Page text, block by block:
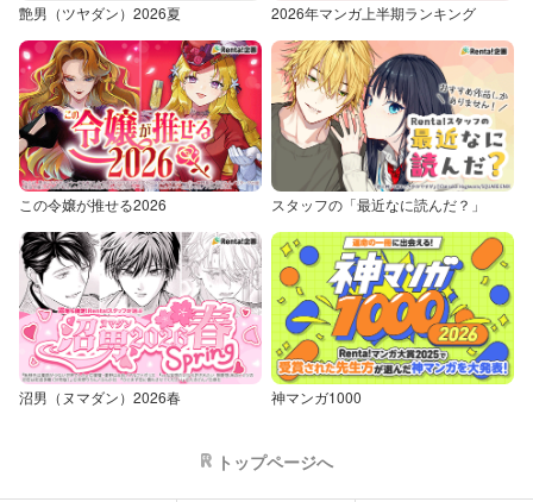
艶男（ツヤダン）2026夏 2026年マンガ上半期ランキング
この令嬢が推せる2026 スタッフの「最近なに読んだ？」
沼男（ヌマダン）2026春 神マンガ1000
トップページへ